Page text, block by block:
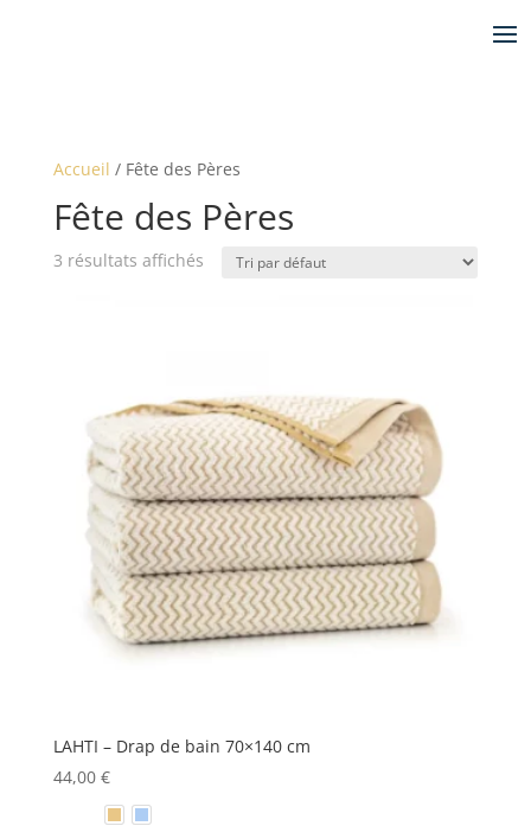
Accueil / Fête des Pères
Fête des Pères
3 résultats affichés
LAHTI – Drap de bain 70×140 cm
44,00 €